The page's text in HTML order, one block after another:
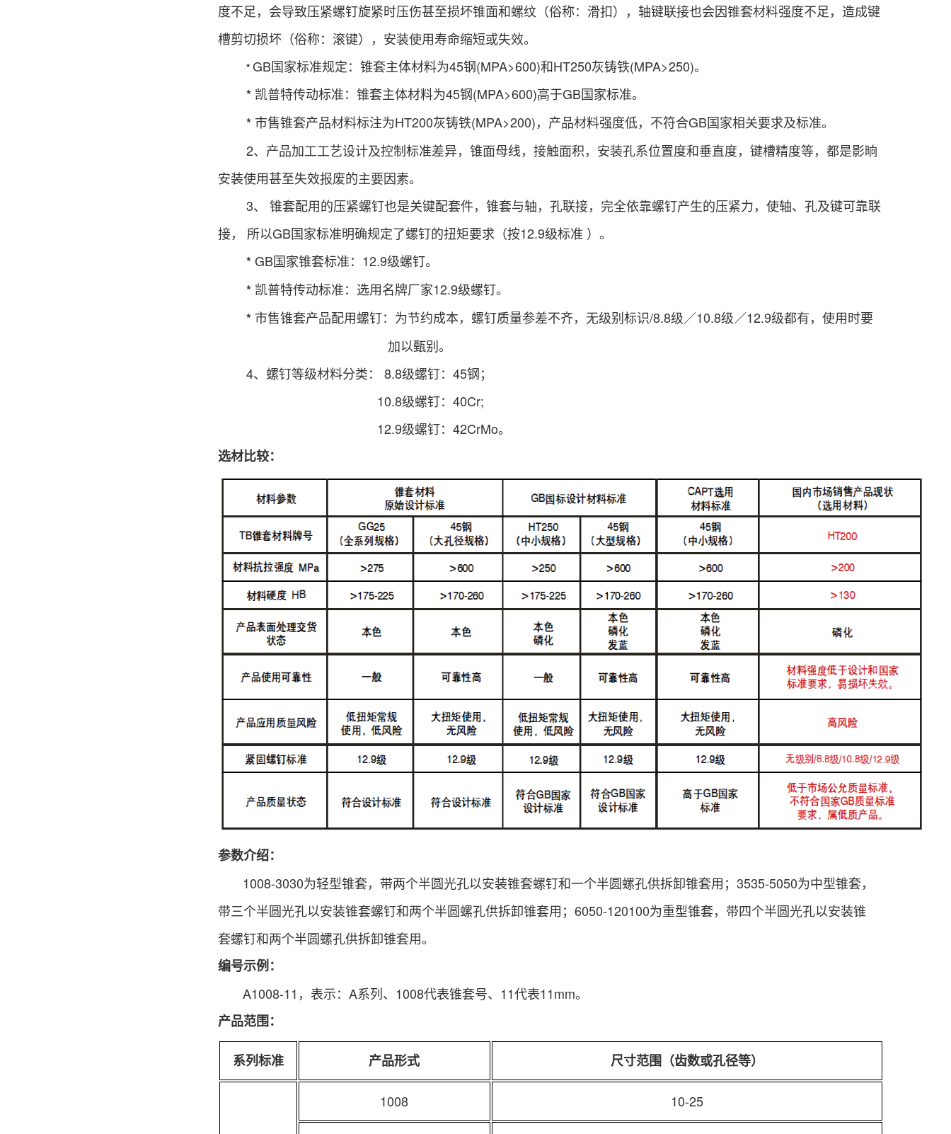
度不足，会导致压紧螺钉旋紧时压伤甚至损坏锥面和螺纹（俗称：滑扣），轴键联接也会因锥套材料强度不足，造成键
槽剪切损坏（俗称：滚键），安装使用寿命缩短或失效。
* GB国家标准规定：锥套主体材料为45钢(MPA>600)和HT250灰铸铁(MPA>250)。
* 凯普特传动标准：锥套主体材料为45钢(MPA>600)高于GB国家标准。
* 市售锥套产品材料标注为HT200灰铸铁(MPA>200)，产品材料强度低，不符合GB国家相关要求及标准。
2、产品加工工艺设计及控制标准差异，锥面母线，接触面积，安装孔系位置度和垂直度，键槽精度等，都是影晌
安装使用甚至失效报废的主要因素。
3、 锥套配用的压紧螺钉也是关键配套件，锥套与轴，孔联接，完全依靠螺钉产生的压紧力，使轴、孔及键可靠联
接， 所以GB国家标准明确规定了螺钉的扭矩要求（按12.9级标准 ）。
*GB国家锥套标准：12.9级螺钉。
* 凯普特传动标准：选用名牌厂家12.9级螺钉。
* 市售锥套产品配用螺钉：为节约成本，螺钉质量参差不齐，无级别标识/8.8级／10.8级／12.9级都有，使用时要
加以甄别。
4、螺钉等级材料分类： 8.8级螺钉：45钢；
10.8级螺钉：40Cr;
12.9级螺钉：42CrMo。
选材比较：
参数介绍：
1008-3030为轻型锥套，带两个半圆光孔以安装锥套螺钉和一个半圆螺孔供拆卸锥套用；3535-5050为中型锥套，
带三个半圆光孔以安装锥套螺钉和两个半圆螺孔供拆卸锥套用；6050-120100为重型锥套，带四个半圆光孔以安装锥
套螺钉和两个半圆螺孔供拆卸锥套用。
编号示例：
A1008-11，表示：A系列、1008代表锥套号、11代表11mm。
产品范围：
系列标准 产品形式 尺寸范围（齿数或孔径等）
1008 10-25